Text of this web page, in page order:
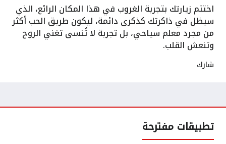
اختتم زيارتك بتجربة الغروب في هذا المكان الرائع، الذي
سيظل في ذاكرتك كذكرى دائمة، ليكون طريق الحب أكثر
من مجرد معلم سياحي، بل تجربة لا تُنسى تغني الروح
وتنعش القلب.
شارك
تطبيقات مفترحة